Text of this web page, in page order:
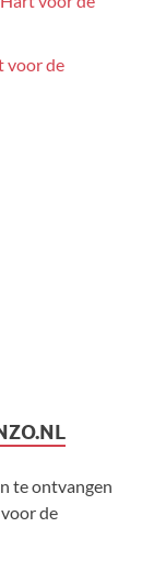
voor de
te ontvangen
de